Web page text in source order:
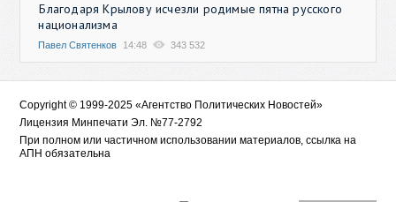
Благодаря Крылову исчезли родимые пятна русского
национализма
Павел Святенков 14:48 343 532
Copyright © 1999-2025 «Агентство Политических Новостей»
Лицензия Минпечати Эл. №77-2792
При полном или частичном использовании материалов, ссылка на
АПН обязательна